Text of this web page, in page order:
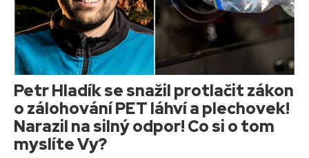
Petr Hladík se snažil protlačit zákon
o zálohování PET láhví a plechovek!
Narazil na silný odpor! Co si o tom
myslíte Vy?